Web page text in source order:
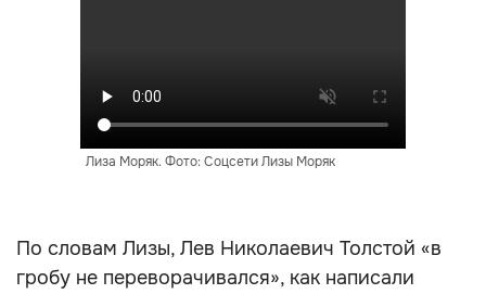
Лиза Моряк. Фото: Соцсети Лизы Моряк
По словам Лизы, Лев Николаевич Толстой «в
гробу не переворачивался», как написали